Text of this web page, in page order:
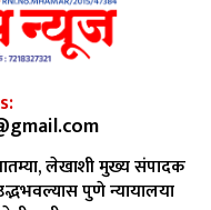
लेखाशी मुख्य संपादक
पुणे न्यायालया